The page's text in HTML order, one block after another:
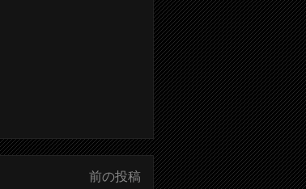
前の投稿